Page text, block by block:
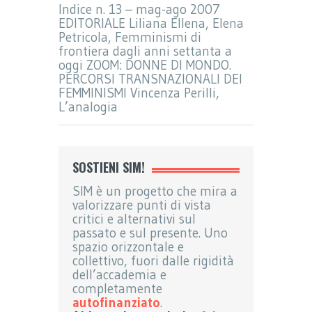
Indice n. 13 – mag-ago 2007
EDITORIALE Liliana Ellena, Elena
Petricola, Femminismi di
frontiera dagli anni settanta a
oggi ZOOM: DONNE DI MONDO.
PERCORSI TRANSNAZIONALI DEI
FEMMINISMI Vincenza Perilli,
L’analogia
SOSTIENI SIM!
SIM è un progetto che mira a
valorizzare punti di vista
critici e alternativi sul
passato e sul presente. Uno
spazio orizzontale e
collettivo, fuori dalle rigidità
dell’accademia e
completamente
autofinanziato.